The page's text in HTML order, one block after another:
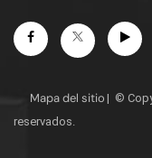
FacebookTwitter
Mapa del sitio | ©
reservados.